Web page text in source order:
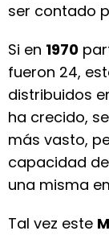
ser contado
Si en 1970
fueron 24,
distribuidos
ha crecido,
más vasto,
capacidad
una misma
Tal vez este